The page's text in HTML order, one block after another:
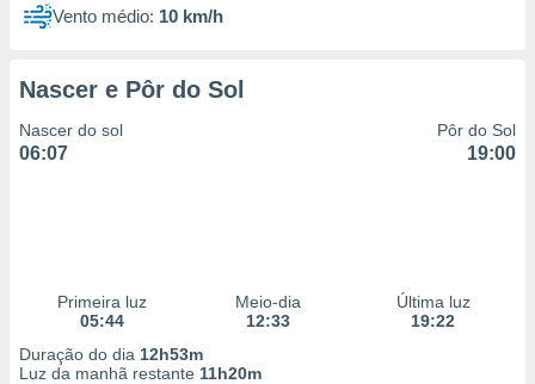
Vento médio: 10 km/h
Nascer e Pôr do Sol
Nascer do sol
06:07
Pôr do Sol
19:00
Primeira luz
05:44
Meio-dia
12:33
Última luz
19:22
Duração do dia 12h53m
Luz da manhã restante 11h20m